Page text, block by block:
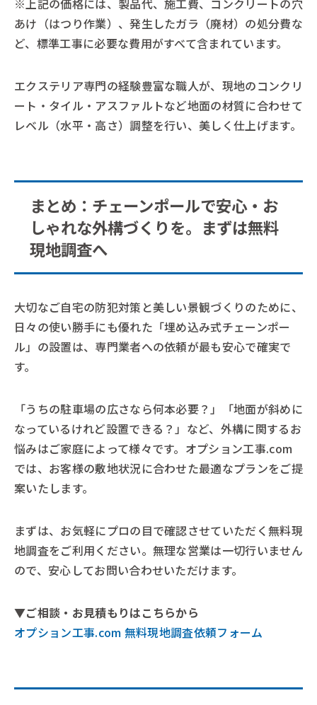
※上記の価格には、製品代、施工費、コンクリートの穴
あけ（はつり作業）、発生したガラ（廃材）の処分費な
ど、標準工事に必要な費用がすべて含まれています。
エクステリア専門の経験豊富な職人が、現地のコンクリ
ート・タイル・アスファルトなど地面の材質に合わせて
レベル（水平・高さ）調整を行い、美しく仕上げます。
まとめ：チェーンポールで安心・お
しゃれな外構づくりを。まずは無料
現地調査へ
大切なご自宅の防犯対策と美しい景観づくりのために、
日々の使い勝手にも優れた「埋め込み式チェーンポー
ル」の設置は、専門業者への依頼が最も安心で確実で
す。
「うちの駐車場の広さなら何本必要？」「地面が斜めに
なっているけれど設置できる？」など、外構に関するお
悩みはご家庭によって様々です。オプション工事.com
では、お客様の敷地状況に合わせた最適なプランをご提
案いたします。
まずは、お気軽にプロの目で確認させていただく無料現
地調査をご利用ください。無理な営業は一切行いません
ので、安心してお問い合わせいただけます。
▼ご相談・お見積もりはこちらから
オプション工事.com 無料現地調査依頼フォーム